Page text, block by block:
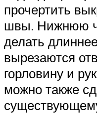
прочертить
швы. Нижнюю
делать
вырезаются
горловину и
можно также